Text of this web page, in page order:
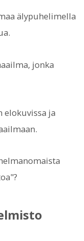
älypuhelimella
jonka
elokuvissa ja